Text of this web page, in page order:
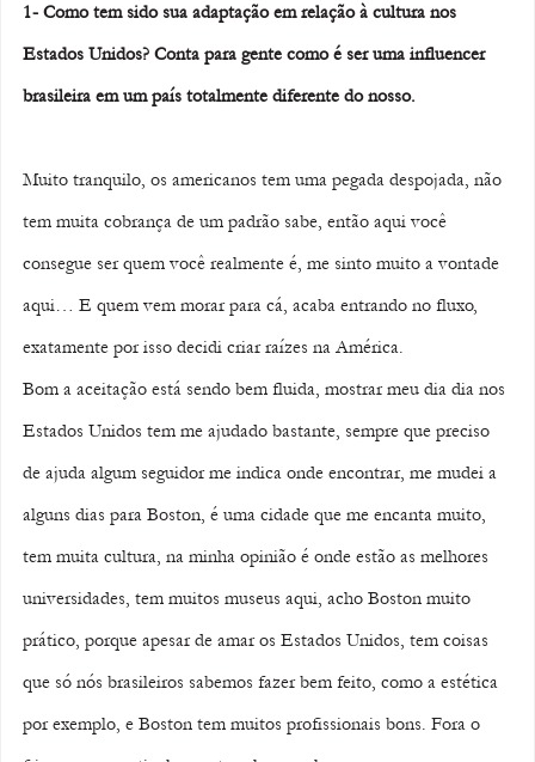
1- Como tem sido sua adaptação em relação à cultura nos
Estados Unidos? Conta para gente como é ser uma influencer
brasileira em um país totalmente diferente do nosso.
Muito tranquilo, os americanos tem uma pegada despojada, não
tem muita cobrança de um padrão sabe, então aqui você
consegue ser quem você realmente é, me sinto muito a vontade
aqui… E quem vem morar para cá, acaba entrando no fluxo,
exatamente por isso decidi criar raízes na América.
Bom a aceitação está sendo bem fluida, mostrar meu dia dia nos
Estados Unidos tem me ajudado bastante, sempre que preciso
de ajuda algum seguidor me indica onde encontrar, me mudei a
alguns dias para Boston, é uma cidade que me encanta muito,
tem muita cultura, na minha opinião é onde estão as melhores
universidades, tem muitos museus aqui, acho Boston muito
prático, porque apesar de amar os Estados Unidos, tem coisas
que só nós brasileiros sabemos fazer bem feito, como a estética
por exemplo, e Boston tem muitos profissionais bons. Fora o